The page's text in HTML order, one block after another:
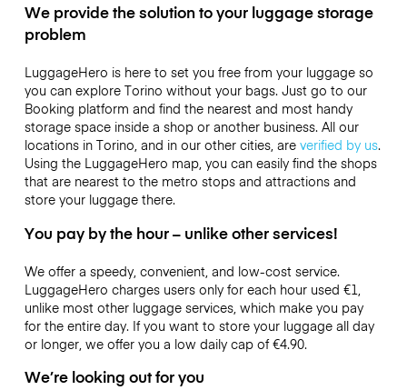
We provide the solution to your luggage storage
problem
LuggageHero is here to set you free from your luggage so
you can explore Torino without your bags. Just go to our
Booking platform and find the nearest and most handy
storage space inside a shop or another business. All our
locations in Torino, and in our other cities, are verified by us.
Using the LuggageHero map, you can easily find the shops
that are nearest to the metro stops and attractions and
store your luggage there.
You pay by the hour – unlike other services!
We offer a speedy, convenient, and low-cost service.
LuggageHero charges users only for each hour used €1
unlike most other luggage services, which make you pay
for the entire day. If you want to store your luggage all day
or longer, we offer you a low daily cap of€4.90.
We’re looking out for you